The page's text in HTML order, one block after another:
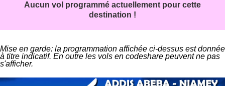
Aucun vol programmé actuellement pour cette
destination !
Mise en garde: la programmation affichée ci-dessus est donnée
à titre indicatif. En outre les vols en codeshare peuvent ne pas
s'afficher.